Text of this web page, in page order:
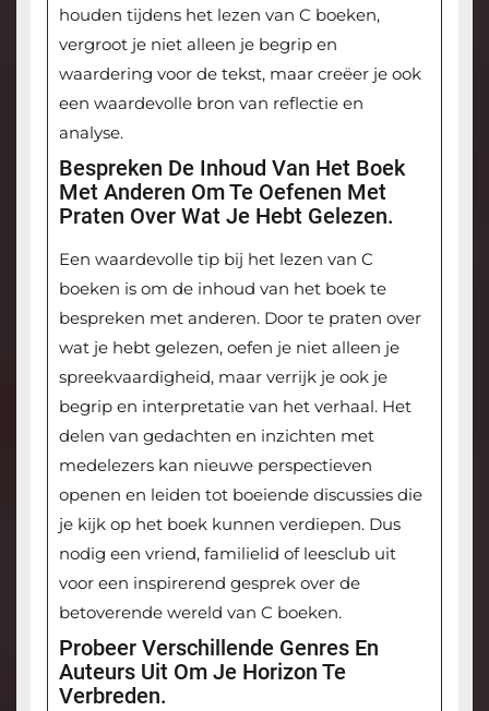
houden tijdens het lezen van C boeken,
vergroot je niet alleen je begrip en
waardering voor de tekst, maar creëer je ook
een waardevolle bron van reflectie en
analyse.
Bespreken De Inhoud Van Het Boek
Met Anderen Om Te Oefenen Met
Praten Over Wat Je Hebt Gelezen.
Een waardevolle tip bij het lezen van C
boeken is om de inhoud van het boek te
bespreken met anderen. Door te praten over
wat je hebt gelezen, oefen je niet alleen je
spreekvaardigheid, maar verrijk je ook je
begrip en interpretatie van het verhaal. Het
delen van gedachten en inzichten met
medelezers kan nieuwe perspectieven
openen en leiden tot boeiende discussies die
je kijk op het boek kunnen verdiepen. Dus
nodig een vriend, familielid of leesclub uit
voor een inspirerend gesprek over de
betoverende wereld van C boeken.
Probeer Verschillende Genres En
Auteurs Uit Om Je Horizon Te
Verbreden.